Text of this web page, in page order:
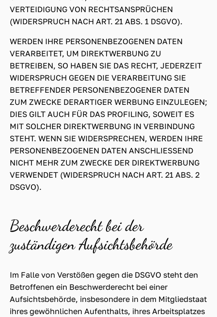
VERTEIDIGUNG VON RECHTSANSPRÜCHEN
(WIDERSPRUCH NACH ART. 21 ABS. 1 DSGVO).
WERDEN IHRE PERSONENBEZOGENEN DATEN
VERARBEITET, UM DIREKTWERBUNG ZU
BETREIBEN, SO HABEN SIE DAS RECHT, JEDERZEIT
WIDERSPRUCH GEGEN DIE VERARBEITUNG SIE
BETREFFENDER PERSONENBEZOGENER DATEN
ZUM ZWECKE DERARTIGER WERBUNG EINZULEGEN;
DIES GILT AUCH FÜR DAS PROFILING, SOWEIT ES
MIT SOLCHER DIREKTWERBUNG IN VERBINDUNG
STEHT. WENN SIE WIDERSPRECHEN, WERDEN IHRE
PERSONENBEZOGENEN DATEN ANSCHLIESSEND
NICHT MEHR ZUM ZWECKE DER DIREKTWERBUNG
VERWENDET (WIDERSPRUCH NACH ART. 21 ABS. 2
DSGVO).
Beschwerde­recht bei der
zuständigen Aufsichts­behörde
Im Falle von Verstößen gegen die DSGVO steht den
Betroffenen ein Beschwerderecht bei einer
Aufsichtsbehörde, insbesondere in dem Mitgliedstaat
ihres gewöhnlichen Aufenthalts, ihres Arbeitsplatzes